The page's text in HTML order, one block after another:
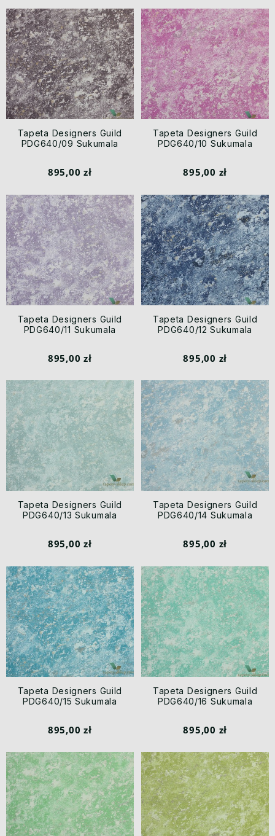
Tapeta Designers Guild
PDG640/09 Sukumala
895,00 zł
Tapeta Designers Guild
PDG640/10 Sukumala
895,00 zł
Tapeta Designers Guild
PDG640/11 Sukumala
895,00 zł
Tapeta Designers Guild
PDG640/12 Sukumala
895,00 zł
Tapeta Designers Guild
PDG640/13 Sukumala
895,00 zł
Tapeta Designers Guild
PDG640/14 Sukumala
895,00 zł
Tapeta Designers Guild
PDG640/15 Sukumala
895,00 zł
Tapeta Designers Guild
PDG640/16 Sukumala
895,00 zł